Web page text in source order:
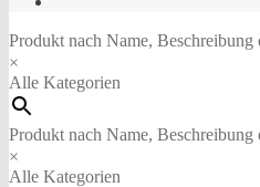
Produkt nach Name,
×
Alle Kategorien
Produkt nach Name,
×
Alle Kategorien